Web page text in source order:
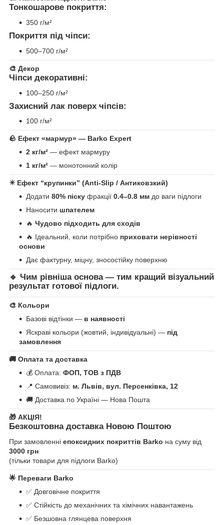
Тонкошарове покриття:
350 г/м²
Покриття під чіпси:
500–700 г/м²
🎨 Декор
Чіпси декоративні:
100–250 г/м²
Захисний лак поверх чіпсів:
100 г/м²
🪨 Ефект «мармур» — Barko Expert
2 кг/м² — ефект мармуру
1 кг/м² — монотонний колір
✴️ Ефект “крупинки” (Anti-Slip / Антиковзкий)
Додати 80% піску фракції 0.4–0.8 мм до ваги підлоги
Наносити шпателем
🔥 Чудово підходить для сходів
🔥 Ідеальний, коли потрібно приховати нерівності
основи
Дає фактурну, міцну, зносостійку поверхню
🔹 Чим рівніша основа — тим кращий візуальний
результат готової підлоги.
🎨 Кольори
Базові відтінки — в наявності
Яскраві кольори (жовтий, індивідуальні) — під
замовлення
🚚 Оплата та доставка
💰 Оплата: ФОП, ТОВ з ПДВ
📍 Самовивіз: м. Львів, вул. Персенківка, 12
🚚 Доставка по Україні — Нова Пошта
🎁 АКЦІЯ!
Безкоштовна доставка Новою Поштою
При замовленні епоксидних покриттів Barko на суму від
3000 грн
(тільки товари для підлоги Barko)
🌟 Переваги Barko
✅ Довговічне покриття
✅ Стійкість до механічних та хімічних навантажень
✅ Безшовна глянцева поверхня